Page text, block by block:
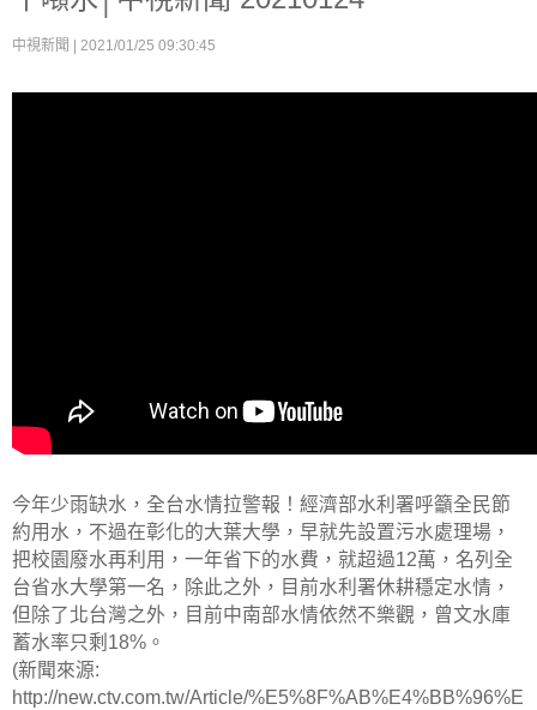
中視新聞 | 2021/01/25 09:30:45
今年少雨缺水，全台水情拉警報！經濟部水利署呼籲全民節
約用水，不過在彰化的大葉大學，早就先設置污水處理場，
把校園廢水再利用，一年省下的水費，就超過12萬，名列全
台省水大學第一名，除此之外，目前水利署休耕穩定水情，
但除了北台灣之外，目前中南部水情依然不樂觀，曾文水庫
蓄水率只剩18%。
(新聞來源:
http://new.ctv.com.tw/Article/%E5%8F%AB%E4%BB%96%E